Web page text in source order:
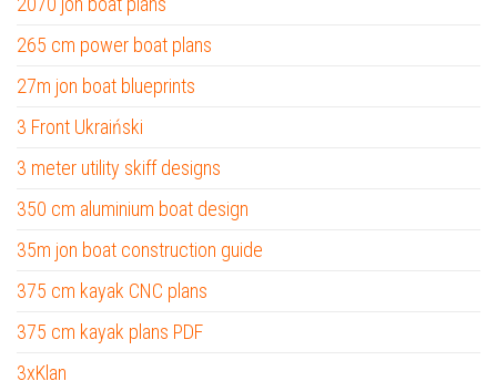
265 cm power boat plans
27m jon boat blueprints
3 Front Ukraiński
3 meter utility skiff designs
350 cm aluminium boat design
35m jon boat construction guide
375 cm kayak CNC plans
375 cm kayak plans PDF
3xKlan